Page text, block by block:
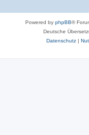
Powered by phpBB®
Deutsche
Datenschutz|